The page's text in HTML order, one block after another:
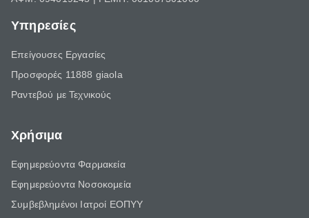
Υπηρεσίες
Επείγουσες Εργασίες
Προσφορές 11888 giaola
Ραντεβού με Τεχνικούς
Χρήσιμα
Εφημερεύοντα Φαρμακεία
Εφημερεύοντα Νοσοκομεία
Συμβεβλημένοι Ιατροί ΕΟΠΥΥ